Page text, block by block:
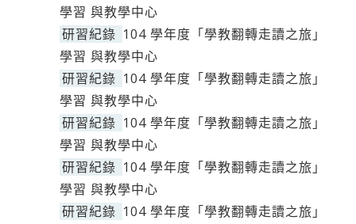
學習 與教學中心
研習紀錄 104 學年度「學教翻轉走讀之旅」
學習 與教學中心
研習紀錄 104 學年度「學教翻轉走讀之旅」
學習 與教學中心
研習紀錄 104 學年度「學教翻轉走讀之旅」
學習 與教學中心
研習紀錄 104 學年度「學教翻轉走讀之旅」
學習 與教學中心
研習紀錄 104 學年度「學教翻轉走讀之旅」